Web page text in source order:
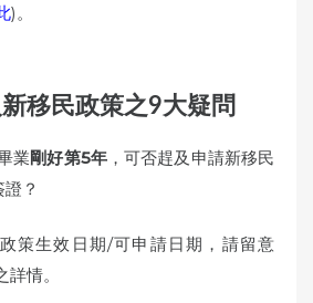
)。
移民政策之9大疑問
業剛好第5年，可否趕及申請新移民
？
策生效日期/可申請日期，請留意
情。